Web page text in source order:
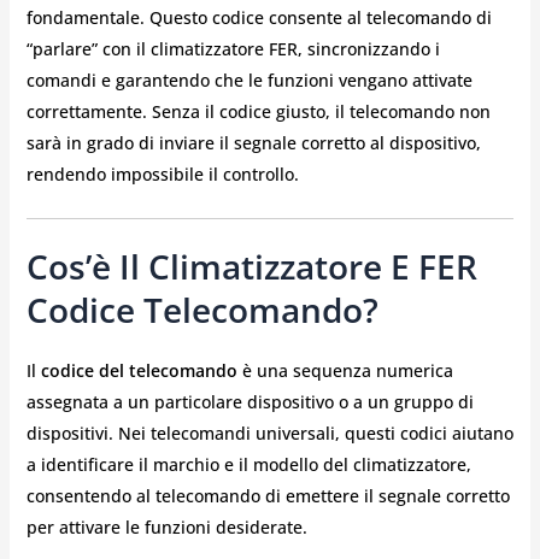
fondamentale. Questo codice consente al telecomando di
“parlare” con il climatizzatore FER, sincronizzando i
comandi e garantendo che le funzioni vengano attivate
correttamente. Senza il codice giusto, il telecomando non
sarà in grado di inviare il segnale corretto al dispositivo,
rendendo impossibile il controllo.
Cos’è Il Climatizzatore E FER
Codice Telecomando?
Il codice del telecomando è una sequenza numerica
assegnata a un particolare dispositivo o a un gruppo di
dispositivi. Nei telecomandi universali, questi codici aiutano
a identificare il marchio e il modello del climatizzatore,
consentendo al telecomando di emettere il segnale corretto
per attivare le funzioni desiderate.